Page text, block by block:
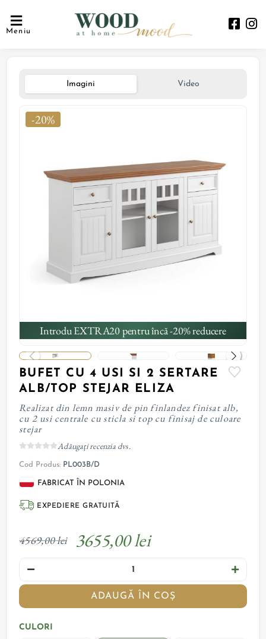
Meniu
Imagini Video
-20%
Introdu EXTRA20 pentru încă -20% reducere
BUFET CU 4 USI SI 2 SERTARE
ALB/TOP STEJAR ELIZA
Realizat din lemn masiv de pin finlandez finisat alb,
cu 2 usi centrale cu sticla si top cu finisaj de culoare
stejar
Adăugați recenzia dvs.
Cod Produs: PL003B/D
FABRICAT ÎN POLONIA
EXPEDIERE GRATUITĂ
4569,00 lei 3655,00 lei
ADAUGĂ ÎN COȘ
CULORI